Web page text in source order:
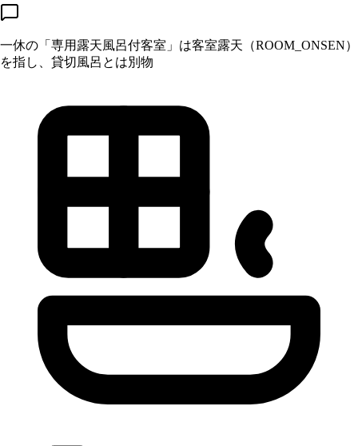
一休の「専用露天風呂付客室」は客室露天（ROOM_ONSEN）
を指し、貸切風呂とは別物